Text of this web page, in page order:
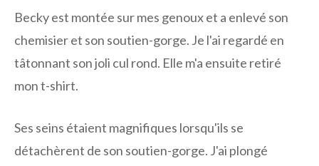
Becky est montée sur mes genoux et a enlevé son
chemisier et son soutien-gorge. Je l'ai regardé en
tâtonnant son joli cul rond. Elle m'a ensuite retiré
mon t-shirt.
Ses seins étaient magnifiques lorsqu'ils se
détachèrent de son soutien-gorge. J'ai plongé